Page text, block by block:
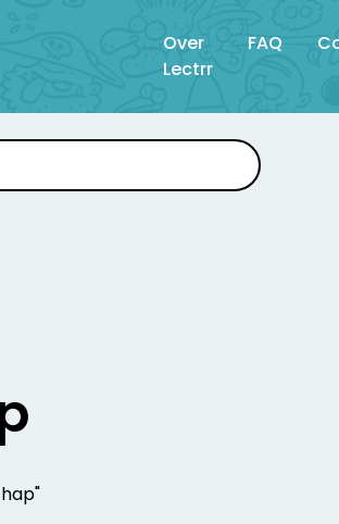
Over
Lectrr
FAQ